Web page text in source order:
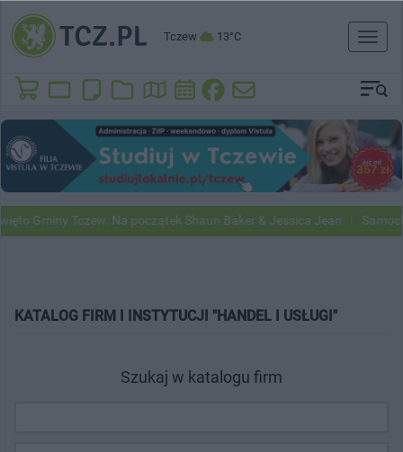
Tczew 13°C
Toggle
Tczew. Na początek Shaun Baker & Jessica Jean Samochody
KATALOG FIRM I INSTYTUCJI "HANDEL I USŁUGI"
Szukaj w katalogu firm